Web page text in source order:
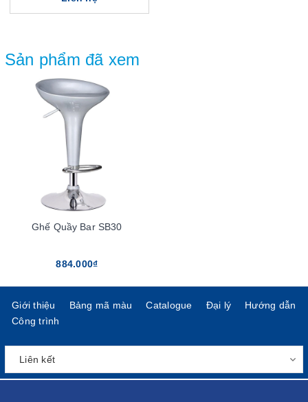
Sản phẩm đã xem
Ghế Quầy Bar SB30
884.000₫
Giới thiệu Bảng mã màu Catalogue Đại lý
Hướng dẫn
Công trình